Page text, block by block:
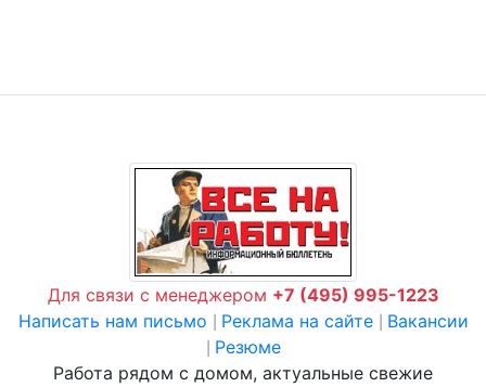
Для связи с менеджером +7 (495) 995-1223
Написать нам письмо
Реклама на сайте Вакансии
Резюме
Работа рядом с домом, актуальные свежие